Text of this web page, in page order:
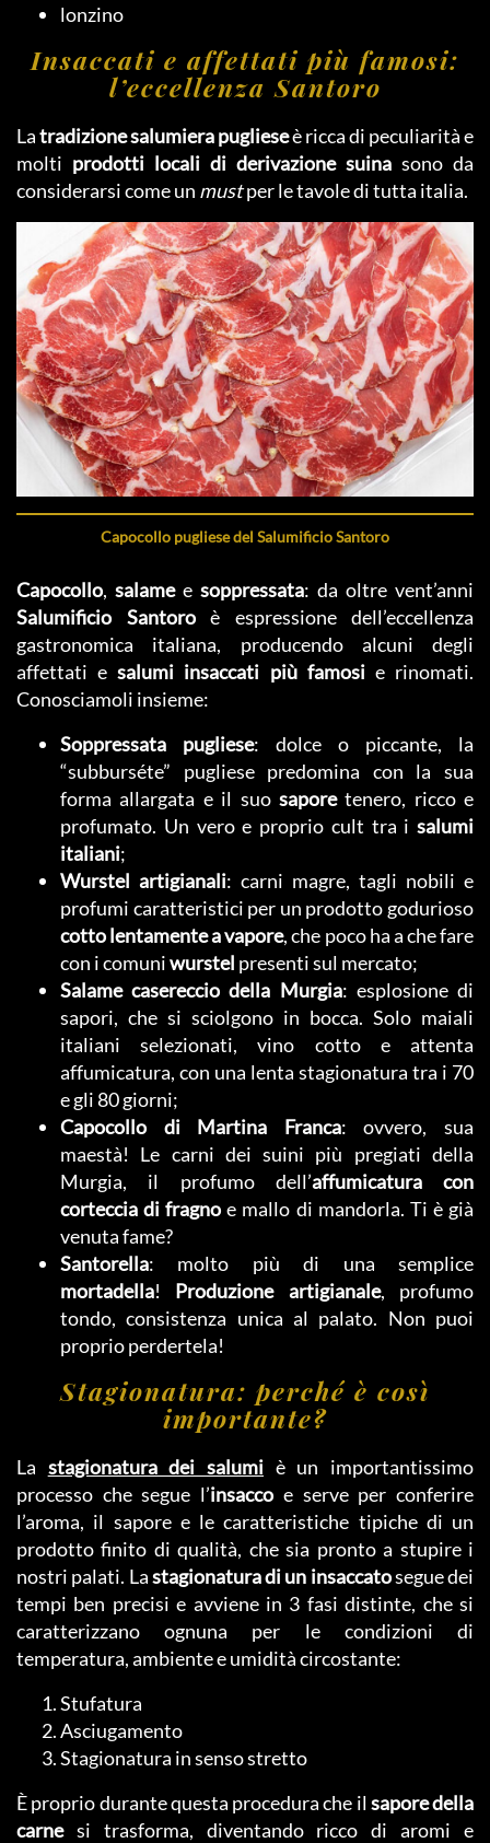
lonzino
Insaccati e affettati più famosi:
l’eccellenza Santoro
Latradizione salumiera puglieseè ricca di peculiarità e
molti prodotti locali di derivazione suina sono da
considerarsi come un mustper le tavole di tutta italia.
Capocollo pugliese del Salumificio Santoro
Capocollo, salame e soppressata: da oltre vent’anni
Salumificio Santoroè espressione dell’eccellenza
gastronomica italiana, producendo alcuni degli
affettati esalumi insaccati più famosie rinomati.
Conosciamoli insieme:
Soppressata pugliese: dolce o piccante, la
“subburséte” pugliese predomina con la sua
forma allargata e il suo saporetenero, ricco e
profumato. Un vero e proprio cult tra i salumi
italiani;
Wurstel artigianali: carni magre, tagli nobili e
profumi caratteristici per un prodotto godurioso
cotto lentamente a vapore, che poco ha a che fare
con i comuniwurstel presenti sul mercato;
Salame casereccio della Murgia: esplosione di
sapori, che si sciolgono in bocca. Solo maiali
italiani selezionati, vino cotto e attenta
affumicatura, con una lenta stagionatura tra i 70
e gli 80 giorni;
Capocollo di Martina Franca: ovvero, sua
maestà! Le carni dei suini più pregiati della
Murgia, il profumo dell’affumicatura con
corteccia di fragno e mallo di mandorla. Ti è già
venuta fame?
Santorella: molto più di una semplice
mortadella! Produzione artigianale, profumo
tondo, consistenza unica al palato. Non puoi
proprio perdertela!
Stagionatura: perché è così
importante?
La stagionatura dei salumi è un importantissimo
processo che segue l’insacco e serve per conferire
l’aroma, il sapore e le caratteristiche tipiche di un
prodotto finito di qualità, che sia pronto a stupire i
nostri palati. Lastagionatura di un insaccatosegue dei
tempi ben precisi e avviene in 3 fasi distinte, che si
caratterizzano ognuna per le condizioni di
temperatura, ambiente e umidità circostante:
Stufatura
Asciugamento
Stagionatura in senso stretto
È proprio durante questa procedura che ilsapore della
carnesi trasforma, diventando ricco di aromi e